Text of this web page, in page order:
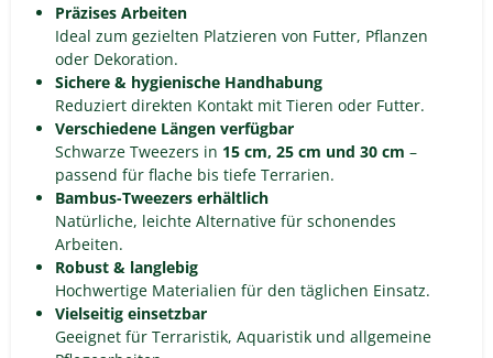
Präzises Arbeiten
Ideal zum gezielten Platzieren von Futter, Pflanzen
oder Dekoration.
Sichere & hygienische Handhabung
Reduziert direkten Kontakt mit Tieren oder Futter.
Verschiedene Längen verfügbar
Schwarze Tweezers in 15 cm, 25 cm und 30 cm –
passend für flache bis tiefe Terrarien.
Bambus-Tweezers erhältlich
Natürliche, leichte Alternative für schonendes
Arbeiten.
Robust & langlebig
Hochwertige Materialien für den täglichen Einsatz.
Vielseitig einsetzbar
Geeignet für Terraristik, Aquaristik und allgemeine